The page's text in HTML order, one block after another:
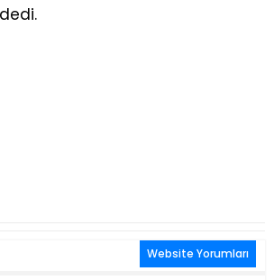
Website Yorumları